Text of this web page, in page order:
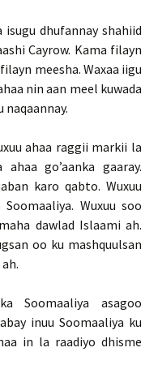
dhufannay shahiid
Cayrow. Kama filayn
meesha. Waxaa iigu
nin aan meel kuwada
naqaannay.
ahaa raggii markii la
go’aanka gaaray.
karo qabto. Wuxuu
Wuxuu soo
dawlad Islaami ah.
oo ku mashquulsan
Soomaaliya asagoo
inuu Soomaaliya ku
in la raadiyo dhisme